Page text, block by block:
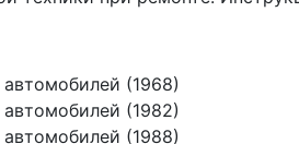
(1968)
(1982)
(1988)